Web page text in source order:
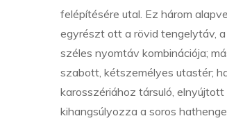
felépítésére utal. Ez három
egyrészt ott a rövid tengelytáv,
széles nyomtáv kombinációja;
szabott, kétszemélyes utastér;
karosszériához társuló,
kihangsúlyozza a soros